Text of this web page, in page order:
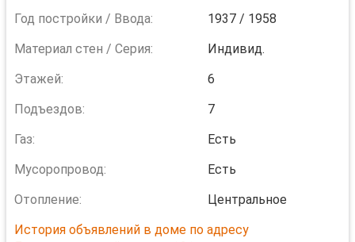
Год постройки / Ввода:
1937 / 1958
Материал стен / Серия:
Индивид.
Этажей:
6
Подъездов:
7
Газ:
Есть
Мусоропровод:
Есть
Отопление:
Центральное
История объявлений в доме по адресу